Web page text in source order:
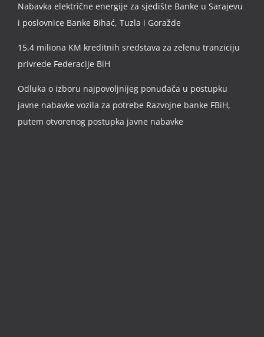
Nabavka električne energije za sjedište Banke u Sarajevu
i poslovnice Banke Bihać, Tuzla i Goražde
15,4 miliona KM kreditnih sredstava za zelenu tranziciju
privrede Federacije BiH
Odluka o izboru najpovoljnijeg ponuđača u postupku
javne nabavke vozila za potrebe Razvojne banke FBiH,
putem otvorenog postupka javne nabavke